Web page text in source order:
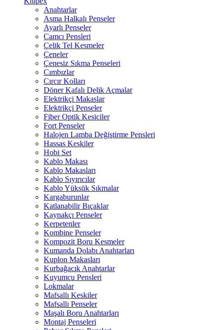
Anahtarlar
Asma Halkalı Penseler
Ayarlı Penseler
Camcı Pensleri
Çelik Tel Kesmeler
Çeneler
Çenesiz Sıkma Penseleri
Cımbızlar
Cırcır Kolları
Döner Kafalı Delik Açmalar
Elektrikçi Makaslar
Elektrikçi Penseler
Fiber Optik Kesiciler
Fort Penseler
Halojen Lamba Değiştirme Pensleri
Hassas Keskiler
Hobi Set
Kablo Makası
Kablo Makasları
Kablo Sıyırıcılar
Kablo Yüksük Sıkmalar
Kargaburunlar
Katlanabilir Bıçaklar
Kaynakçı Penseler
Kerpetenler
Kombine Penseler
Kompozit Boru Kesmeler
Kumanda Dolabı Anahtarları
Kuplon Makasları
Kurbağacık Anahtarlar
Kuyumcu Pensleri
Lokmalar
Mafsallı Keskiler
Mafsallı Penseler
Maşalı Boru Anahtarları
Montaj Penseleri